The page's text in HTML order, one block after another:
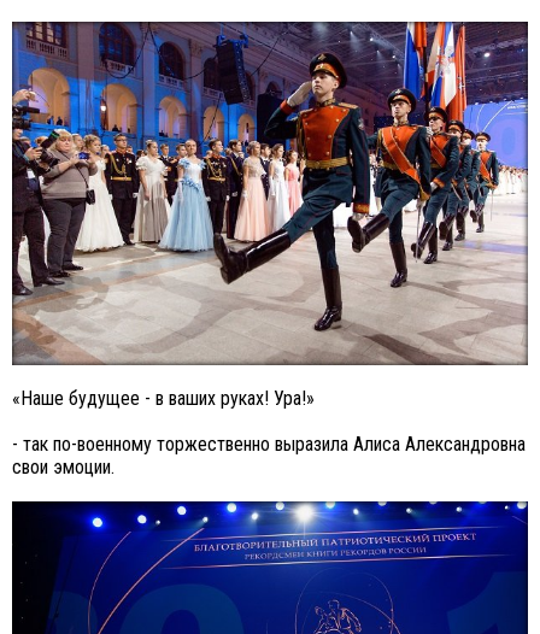
«Наше будущее - в ваших руках! Ура!»
- так по-военному торжественно выразила Алиса Александровна
свои эмоции.